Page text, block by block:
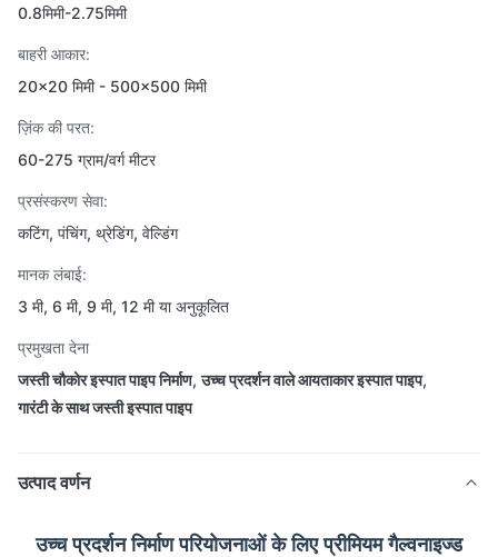
0.8मिमी-2.75मिमी
बाहरी आकार:
20×20 मिमी - 500×500 मिमी
ज़िंक की परत:
60-275 ग्राम/वर्ग मीटर
प्रसंस्करण सेवा:
कटिंग, पंचिंग, थ्रेडिंग, वेल्डिंग
मानक लंबाई:
3 मी, 6 मी, 9 मी, 12 मी या अनुकूलित
प्रमुखता देना
जस्ती चौकोर इस्पात पाइप निर्माण,उच्च प्रदर्शन वाले आयताकार इस्पात पाइप,
गारंटी के साथ जस्ती इस्पात पाइप
उत्पाद वर्णन
उच्च प्रदर्शन निर्माण परियोजनाओं के लिए प्रीमियम गैल्वनाइज्ड